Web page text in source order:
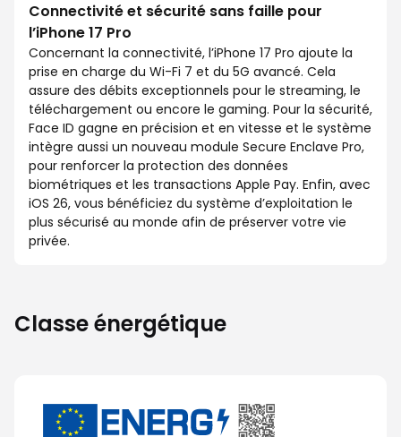
Connectivité et sécurité sans faille pour
l’iPhone 17 Pro
Concernant la connectivité, l’iPhone 17 Pro ajoute la
prise en charge du Wi-Fi 7 et du 5G avancé. Cela
assure des débits exceptionnels pour le streaming, le
téléchargement ou encore le gaming. Pour la sécurité,
Face ID gagne en précision et en vitesse et le système
intègre aussi un nouveau module Secure Enclave Pro,
pour renforcer la protection des données
biométriques et les transactions Apple Pay. Enfin, avec
iOS 26, vous bénéficiez du système d’exploitation le
plus sécurisé au monde afin de préserver votre vie
privée.
Classe énergétique